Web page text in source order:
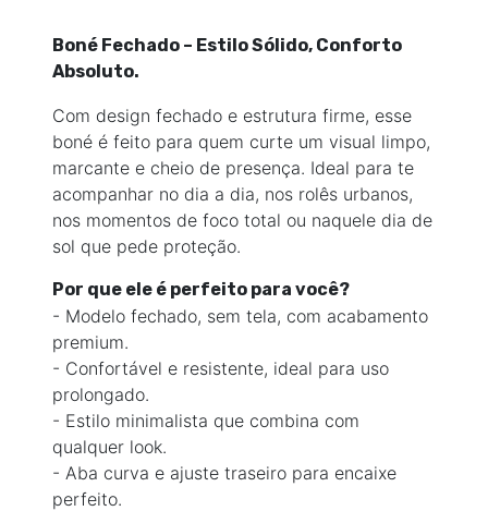
Boné Fechado – Estilo Sólido, Conforto
Absoluto.
Com design fechado e estrutura firme, esse
boné é feito para quem curte um visual limpo,
marcante e cheio de presença. Ideal para te
acompanhar no dia a dia, nos rolês urbanos,
nos momentos de foco total ou naquele dia de
sol que pede proteção.
Por que ele é perfeito para você?
- Modelo fechado, sem tela, com acabamento
premium.
- Confortável e resistente, ideal para uso
prolongado.
- Estilo minimalista que combina com
qualquer look.
- Aba curva e ajuste traseiro para encaixe
perfeito.